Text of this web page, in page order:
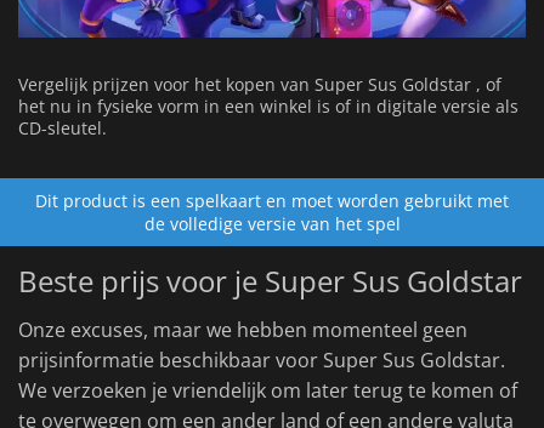
Vergelijk prijzen voor het kopen van Super Sus Goldstar , of
het nu in fysieke vorm in een winkel is of in digitale versie als
CD-sleutel.
Dit product is een spelkaart en moet worden gebruikt met
de volledige versie van het spel
Beste prijs voor je Super Sus Goldstar
Onze excuses, maar we hebben momenteel geen
prijsinformatie beschikbaar voor Super Sus Goldstar.
We verzoeken je vriendelijk om later terug te komen of
te overwegen om een ander land of een andere valuta